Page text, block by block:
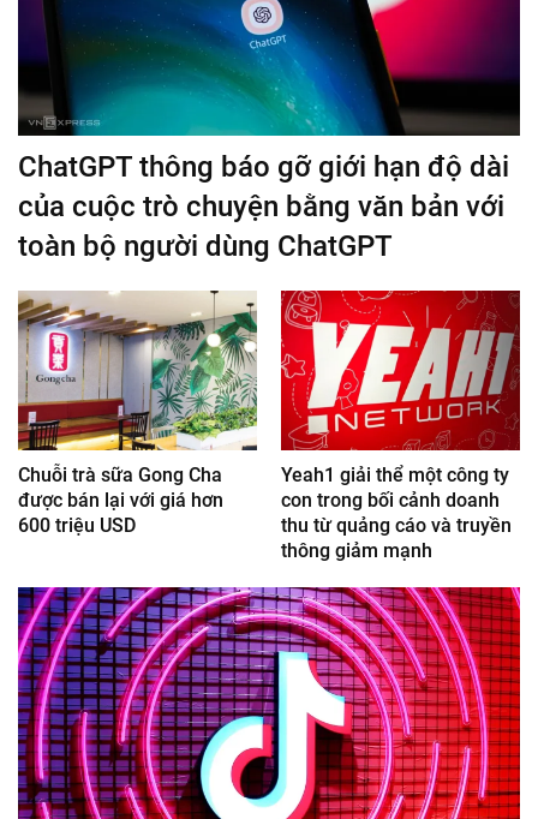
ChatGPT thông báo gỡ giới hạn độ dài
của cuộc trò chuyện bằng văn bản với
toàn bộ người dùng ChatGPT
Chuỗi trà sữa Gong Cha
được bán lại với giá hơn
600 triệu USD
Yeah1 giải thể một công ty
con trong bối cảnh doanh
thu từ quảng cáo và truyền
thông giảm mạnh